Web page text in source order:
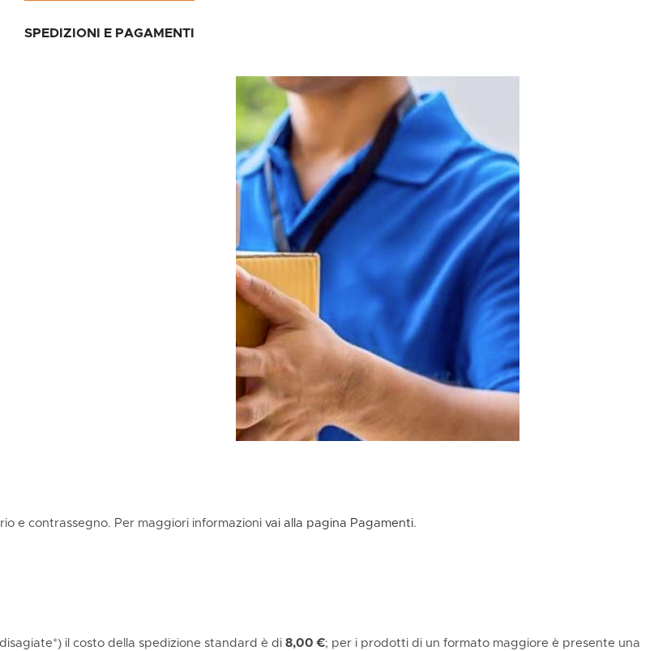
SPEDIZIONI E PAGAMENTI
e contrassegno. Per maggiori informazioni vai alla pagina Pagamenti.
il costo della spedizione standard è di 8,00 €; per i prodotti di un formato maggiore è presente una